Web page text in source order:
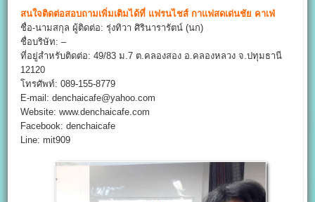
สนใจติดต่อสอบถามเพิ่มเติมได้ที่ แฟรนไชส์ กาแฟสดเด่นชัย คาเฟ่
ชื่อ-นามสกุล ผู้ติดต่อ: รุ่งทิวา ศิรินารารัตน์ (นก)
ชื่อบริษัท: –
ที่อยู่สำหรับติดต่อ: 49/83 ม.7 ต.คลองสอง อ.คลองหลวง จ.ปทุมธานี
12120
โทรศัพท์: 089-155-8779
E-mail: denchaicafe@yahoo.com
Website: www.denchaicafe.com
Facebook: denchaicafe
Line: mit909